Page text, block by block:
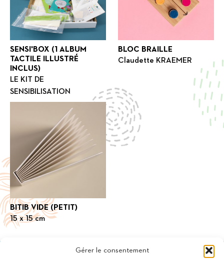
Gérer le consentement
SENSI'BOX (1 ALBUM
TACTILE ILLUSTRÉ
INCLUS)
LE KIT DE
SENSIBILISATION
BLOC BRAILLE
Claudette KRAEMER
BITIB VIDE (PETIT)
15 x 15 cm